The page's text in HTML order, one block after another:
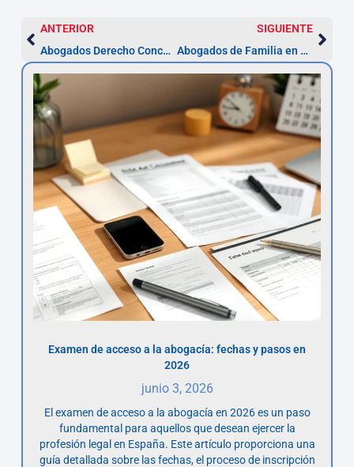
ANTERIOR
Abogados Derecho Concursal en Santander
SIGUIENTE
Abogados de Familia en Santander – Especialistas
Examen de acceso a la abogacía: fechas y pasos en
2026
junio 3, 2026
El examen de acceso a la abogacía en 2026 es un paso
fundamental para aquellos que desean ejercer la
profesión legal en España. Este artículo proporciona una
guía detallada sobre las fechas, el proceso de inscripción